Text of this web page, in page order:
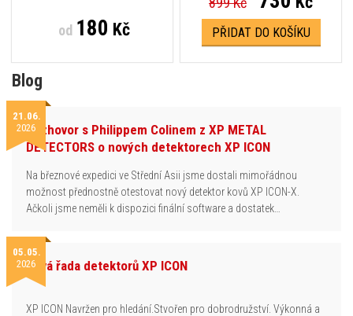
od180 Kč PŘIDAT DO KOŠÍKU
Blog
21.06.
2026Rozhovor s Philippem Colinem z XP METAL
DETECTORS o nových detektorech XP ICON
Na březnové expedici ve Střední Asii jsme dostali mimořádnou
možnost přednostně otestovat nový detektor kovů XP ICON-X.
Ačkoli jsme neměli k dispozici finální software a dostatek…
05.05.
2026Nová řada detektorů XP ICON
XP ICON Navržen pro hledání.Stvořen pro dobrodružství. Výkonná a